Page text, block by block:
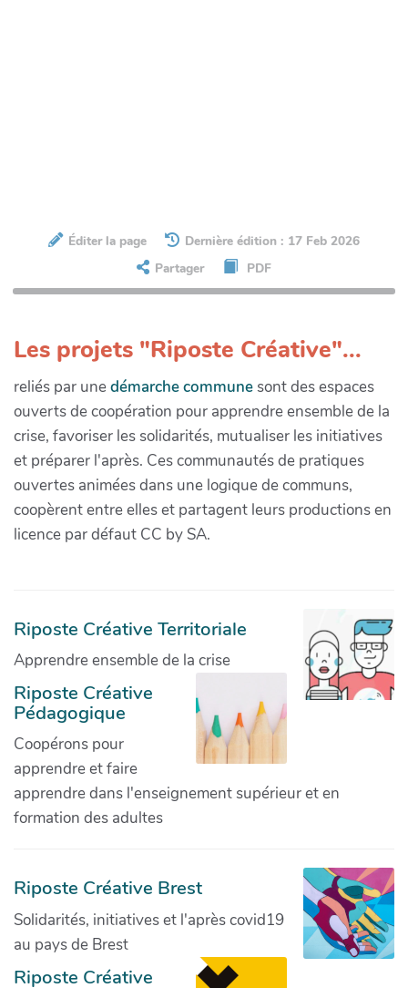
Éditer la page
Dernière édition : 17 Feb 2026
Partager
PDF